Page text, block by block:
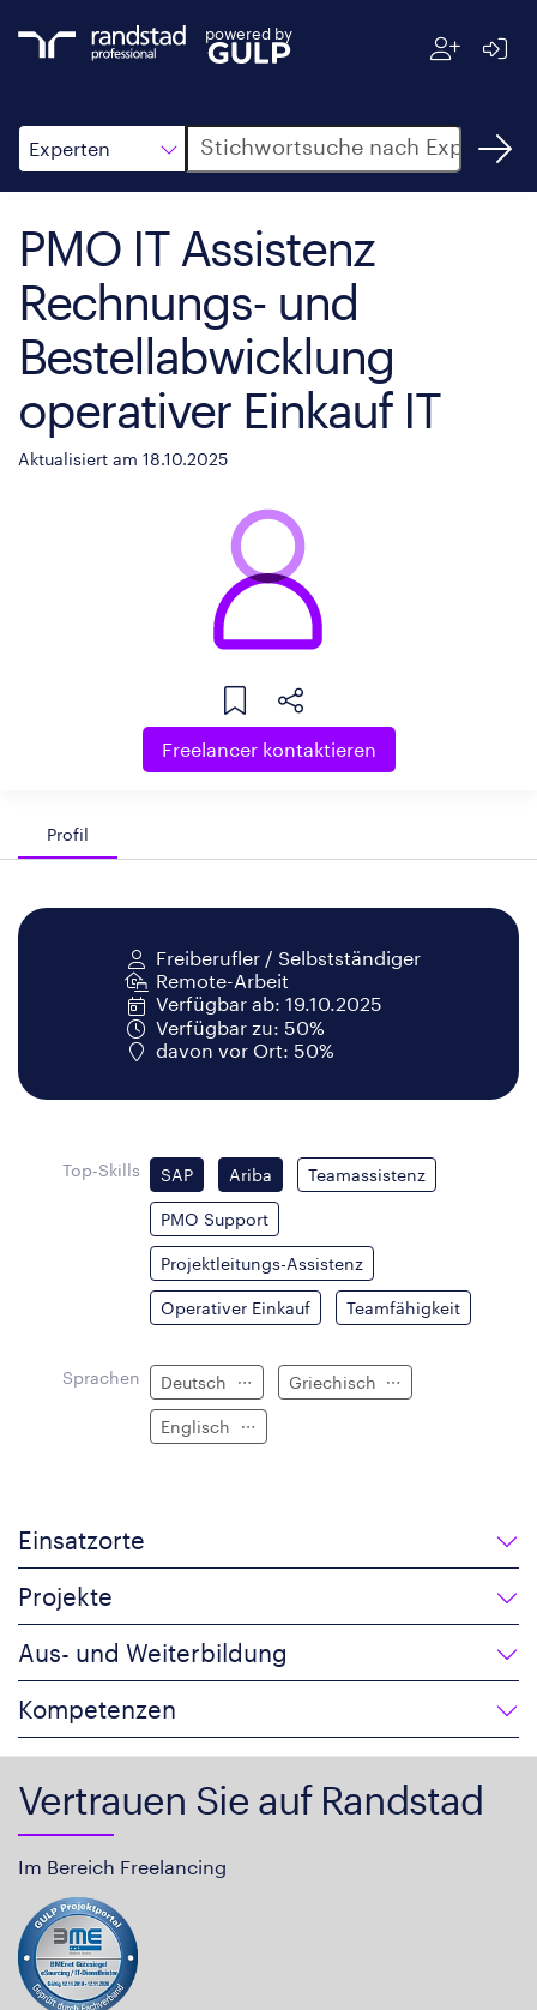
powered by
Experten
Suche
PMO IT Assistenz
Rechnungs- und
Bestellabwicklung
operativer Einkauf IT
Aktualisiert am 18.10.2025
Freelancer kontaktieren
Profil
Freiberufler / Selbstständiger
Remote-Arbeit
Verfügbar ab: 19.10.2025
Verfügbar zu: 50%
davon vor Ort: 50%
Top-Skills SAP Ariba Teamassistenz
PMO Support
Projektleitungs-Assistenz
Operativer Einkauf Teamfähigkeit
Sprachen Deutsch Griechisch
Englisch
Einsatzorte
Projekte
Aus- und Weiterbildung
Kompetenzen
Vertrauen Sie auf Randstad
Im Bereich Freelancing